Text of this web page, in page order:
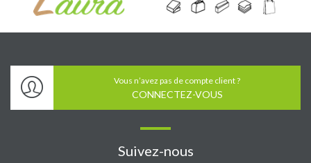
Vous n’avez pas de compte client ?
CONNECTEZ-VOUS
Suivez-nous